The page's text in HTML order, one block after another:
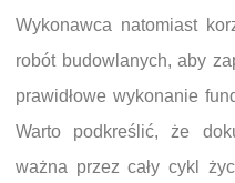
Wykonawca natomiast
robót budowlanych, aby
prawidłowe wykonanie
Warto podkreślić, że
ważna przez cały cykl